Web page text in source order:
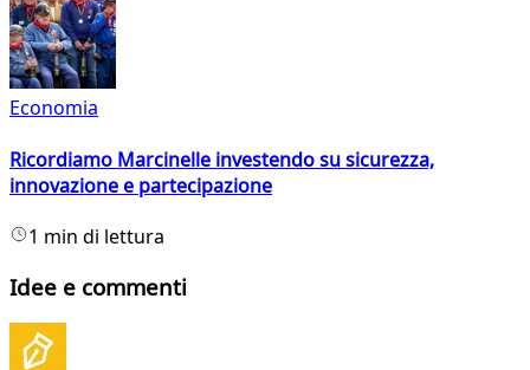
Economia
Ricordiamo Marcinelle investendo su sicurezza,
innovazione e partecipazione
1 min di lettura
Idee e commenti